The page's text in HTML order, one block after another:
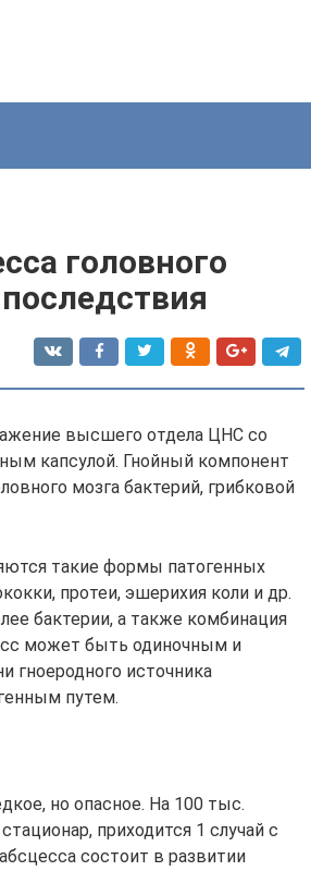
головного
высшего отдела ЦНС со
капсулой. Гнойный компонент
мозга бактерий, грибковой
такие формы патогенных
протеи, эшерихия коли и др.
бактерии, а также комбинация
может быть одиночным и
источника
путем.
но опасное. На 100 тыс.
приходится 1 случай с
состоит в развитии